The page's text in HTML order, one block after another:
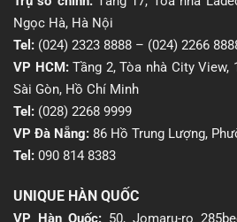
Ngọc Hà, Hà Nội
Tel: (024) 2323 8888 – (024) 2266
VP HCM:Tầng 2, Tòa nhà City View,
Sài Gòn, Hồ Chí Minh
Tel: (028) 2268 9999
VP Đà Nẵng: 86 Hồ Trung Lượng,
Tel: 090 814 8383
UNIQUE HÀN QUỐC
VP Hàn Quốc: 50, Jomaru-ro